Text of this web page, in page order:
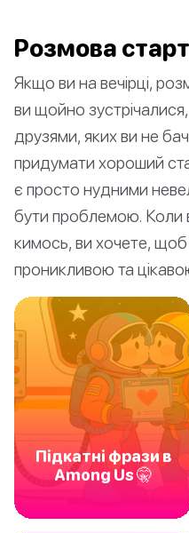
Pозмова
Якщо ви на вечірці,
ви щойно
друзями, яких ви не
придумати хороший
є просто нудними
бути проблемою. Коли
кимось, ви хочете,
проникливою та
Підкатні фрази в
Among Us 🤫